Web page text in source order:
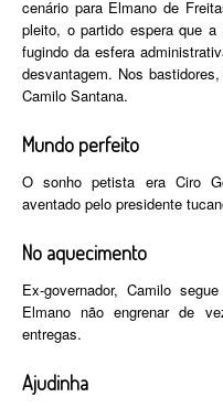
cenário para Elmano de
pleito, o partido espera que
fugindo da esfera
desvantagem. Nos
Camilo Santana.
Mundo perfeito
O sonho petista era Ciro
aventado pelo presidente
No aquecimento
Ex-governador, Camilo
Elmano não engrenar de
entregas.
Ajudinha